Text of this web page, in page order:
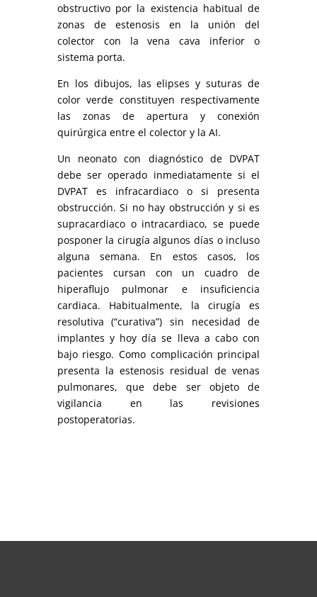
obstructivo por la existencia habitual de
zonas de estenosis en la unión del
colector con la vena cava inferior o
sistema porta.
En los dibujos, las elipses y suturas de
color verde constituyen respectivamente
las zonas de apertura y conexión
quirúrgica entre el colector y la AI.
Un neonato con diagnóstico de DVPAT
debe ser operado inmediatamente si el
DVPAT es infracardiaco o si presenta
obstrucción. Si no hay obstrucción y si es
supracardiaco o intracardiaco, se puede
posponer la cirugía algunos días o incluso
alguna semana. En estos casos, los
pacientes cursan con un cuadro de
hiperaflujo pulmonar e insuficiencia
cardiaca. Habitualmente, la cirugía es
resolutiva (“curativa”) sin necesidad de
implantes y hoy día se lleva a cabo con
bajo riesgo. Como complicación principal
presenta la estenosis residual de venas
pulmonares, que debe ser objeto de
vigilancia en las revisiones
postoperatorias.